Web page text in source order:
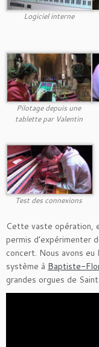
Logiciel interne
Pilotage depuis une
tablette par Valentin
Test des connexions
Cette vaste opération,
permis d’expérimenter
concert. Nous avons
système à Baptiste-
grandes orgues de